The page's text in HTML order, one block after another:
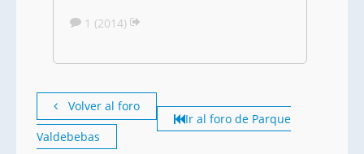
1 (2014)
Volver al foro
Ir al foro de Parque
Valdebebas